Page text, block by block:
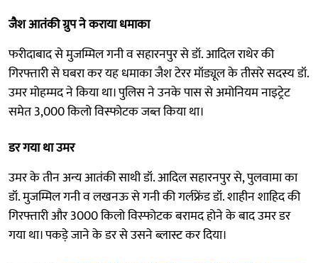
जैश आतंकी ग्रुप ने कराया धमाका
फरीदाबाद से मुजम्मिल गनी व सहारनपुर से डॉ. आदिल राथेर की
गिरफ्तारी से घबरा कर यह धमाका जैश टेरर मॉड्यूल के तीसरे सदस्य डॉ.
उमर मोहम्मद ने किया था। पुलिस ने उनके पास से अमोनियम नाइट्रेट
समेत 3,000 किलो विस्फोटक जब्त किया था।
डर गया था उमर
उमर के तीन अन्य आतंकी साथी डॉ. आदिल सहारनपुर से, पुलवामा का
डॉ. मुजम्मिल गनी व लखनऊ से गनी की गर्लफ्रेंड डॉ. शाहीन शाहिद की
गिरफ्तारी और 3000 किलो विस्‍फोटक बरामद होने के बाद उमर डर
गया था। पकड़े जाने के डर से उसने ब्लास्ट कर दिया।